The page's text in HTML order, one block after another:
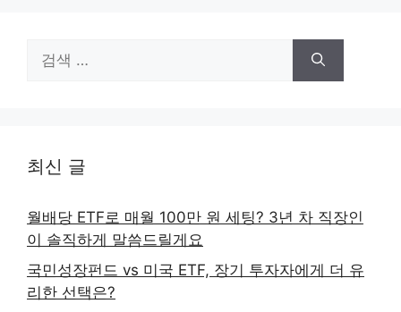
색:
최신 글
월배당 ETF로 매월 100만 원 세팅? 3년 차 직장인
이 솔직하게 말씀드릴게요
국민성장펀드 vs 미국 ETF, 장기 투자자에게 더 유
리한 선택은?